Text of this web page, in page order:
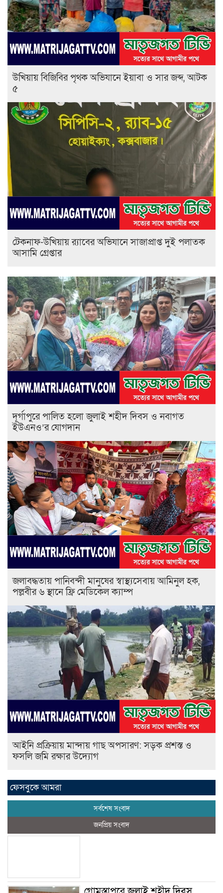
উখিয়ায় বিজিবির পৃথক অভিযানে ইয়াবা ও সার জব্দ, আটক
৫
টেকনাফ-উখিয়ায় র‌্যাবের অভিযানে সাজাপ্রাপ্ত দুই পলাতক
আসামি গ্রেপ্তার
‎দূর্গাপুরে পালিত হলো জুলাই শহীদ দিবস ও নবাগত
ইউএনও’র যোগদান ‎
জলাবদ্ধতায় পানিবন্দী মানুষের স্বাস্থ্যসেবায় আমিনুল হক,
পল্লবীর ৬ স্থানে ফ্রি মেডিকেল ক্যাম্প
আইনি প্রক্রিয়ায় মান্দায় গাছ অপসারণ: সড়ক প্রশস্ত ও
ফসলি জমি রক্ষার উদ্যোগ
ফেসবুকে আমরা
সর্বশেষ সংবাদ
জনপ্রিয় সংবাদ